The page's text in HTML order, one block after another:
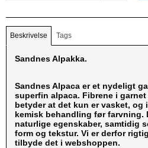
Beskrivelse Tags
Sandnes Alpakka.
Sandnes Alpaca er et nydeligt
superfin alpaca. Fibrene i
betyder at det kun er vasket, og
kemisk behandling før farvning.
naturlige egenskaber, samtidig
form og tekstur. Vi er derfor
tilbyde det i webshoppen.